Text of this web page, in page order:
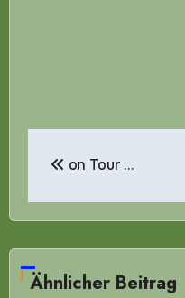
on Tour …
Ähnlicher Beitrag